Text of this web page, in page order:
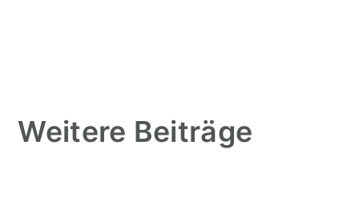
Weitere Beiträge